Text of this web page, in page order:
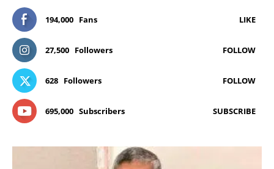
194,000 Fans LIKE
27,500 Followers FOLLOW
628 Followers FOLLOW
695,000 Subscribers SUBSCRIBE